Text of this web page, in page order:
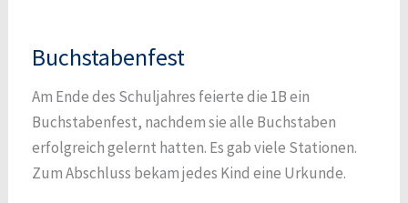
Buchstabenfest
Am Ende des Schuljahres feierte die 1B ein
Buchstabenfest, nachdem sie alle Buchstaben
erfolgreich gelernt hatten. Es gab viele Stationen.
Zum Abschluss bekam jedes Kind eine Urkunde.